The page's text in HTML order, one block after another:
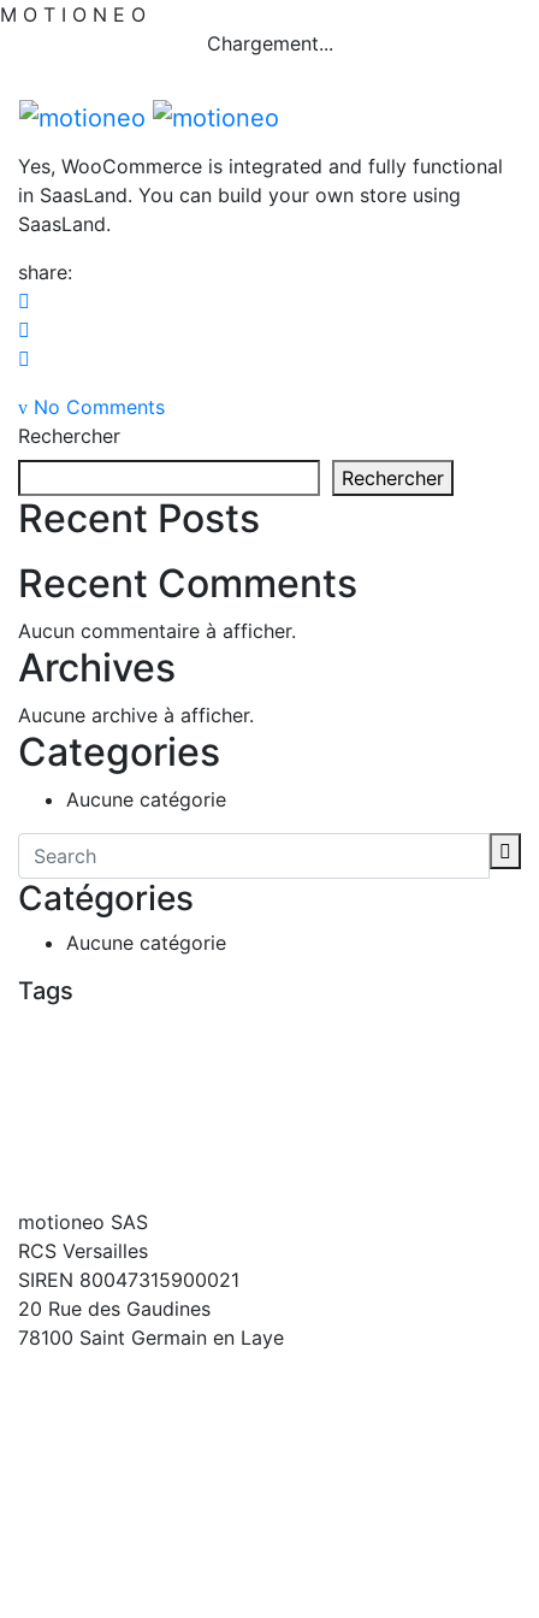
M O T I O N E O
Chargement...
Yes, WooCommerce is integrated and fully functional
in SaasLand. You can build your own store using
SaasLand.
share:
No Comments
Rechercher
Rechercher
Recent Posts
Recent Comments
Aucun commentaire à afficher.
Archives
Aucune archive à afficher.
Categories
Aucune catégorie
Catégories
Aucune catégorie
Tags
motioneo SAS
RCS Versailles
SIREN 80047315900021
20 Rue des Gaudines
78100 Saint Germain en Laye